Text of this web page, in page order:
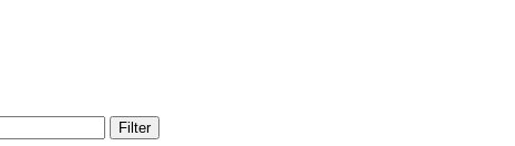
Filter